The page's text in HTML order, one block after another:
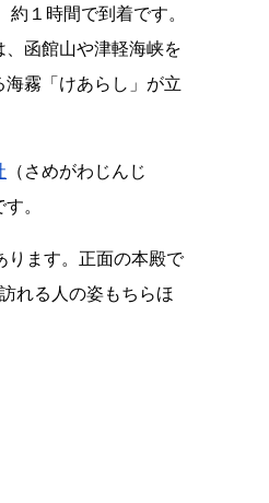
１時間で到着です。
函館山や津軽海峡を
霧「けあらし」が立
（さめがわじんじ
。
ります。正面の本殿で
れる人の姿もちらほ